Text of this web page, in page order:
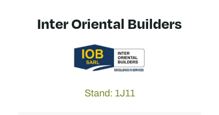
Inter Oriental Builders
Stand: 1J11